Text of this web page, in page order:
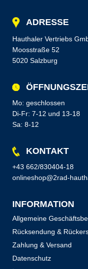
ADRESSE
Hauthaler Vertriebs
Moosstraße 52
5020 Salzburg
Mo: geschlossen
Di-Fr: 7-12 und 13-18
Sa: 8-12
KONTAKT
+43 662/830404-18
onlineshop@2rad-
INFORMATION
Allgemeine
Rücksendung &
Zahlung & Versand
Datenschutz